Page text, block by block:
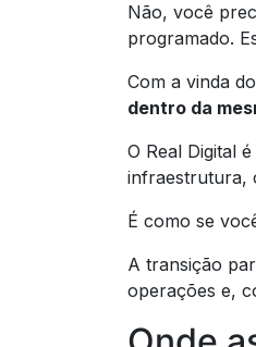
Não, você
programado.
Com a vinda
dentro da
O Real Digital
infraestrutura,
É como se
A transição
operações e,